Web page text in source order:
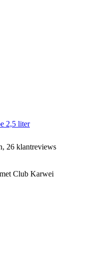
2,5 liter
26 klantreviews
Club Karwei